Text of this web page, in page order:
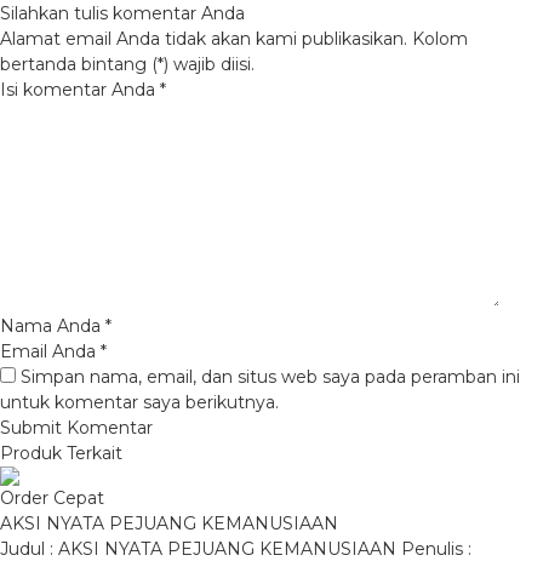
Silahkan tulis komentar Anda
Alamat email Anda tidak akan kami publikasikan. Kolom
bertanda bintang (*) wajib diisi.
Isi komentar Anda *
Nama Anda *
Email Anda *
Simpan nama, email, dan situs web saya pada peramban ini
untuk komentar saya berikutnya.
Produk Terkait
Order Cepat
AKSI NYATA PEJUANG KEMANUSIAAN
Judul : AKSI NYATA PEJUANG KEMANUSIAAN Penulis :